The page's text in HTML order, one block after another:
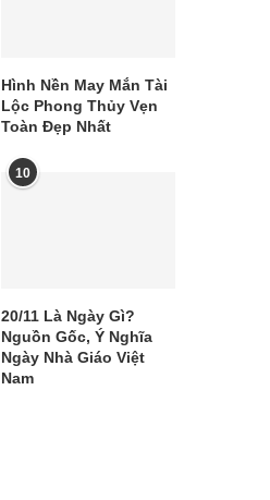
Hình Nền May Mắn Tài
Lộc Phong Thủy Vẹn
Toàn Đẹp Nhất
10
20/11 Là Ngày Gì?
Nguồn Gốc, Ý Nghĩa
Ngày Nhà Giáo Việt
Nam